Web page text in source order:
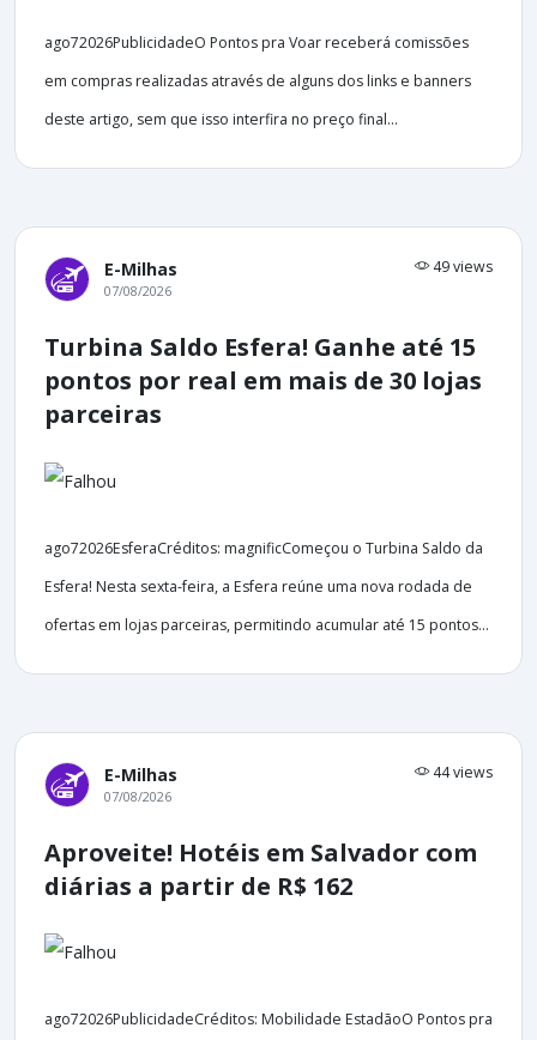
ago72026PublicidadeO Pontos pra Voar receberá comissões
em compras realizadas através de alguns dos links e banners
deste artigo, sem que isso interfira no preço final...
E-Milhas 49 views
07/08/2026
Turbina Saldo Esfera! Ganhe até 15
pontos por real em mais de 30 lojas
parceiras
ago72026EsferaCréditos: magnificComeçou o Turbina Saldo da
Esfera! Nesta sexta-feira, a Esfera reúne uma nova rodada de
ofertas em lojas parceiras, permitindo acumular até 15 pontos...
E-Milhas 44 views
07/08/2026
Aproveite! Hotéis em Salvador com
diárias a partir de R$ 162
ago72026PublicidadeCréditos: Mobilidade EstadãoO Pontos pra